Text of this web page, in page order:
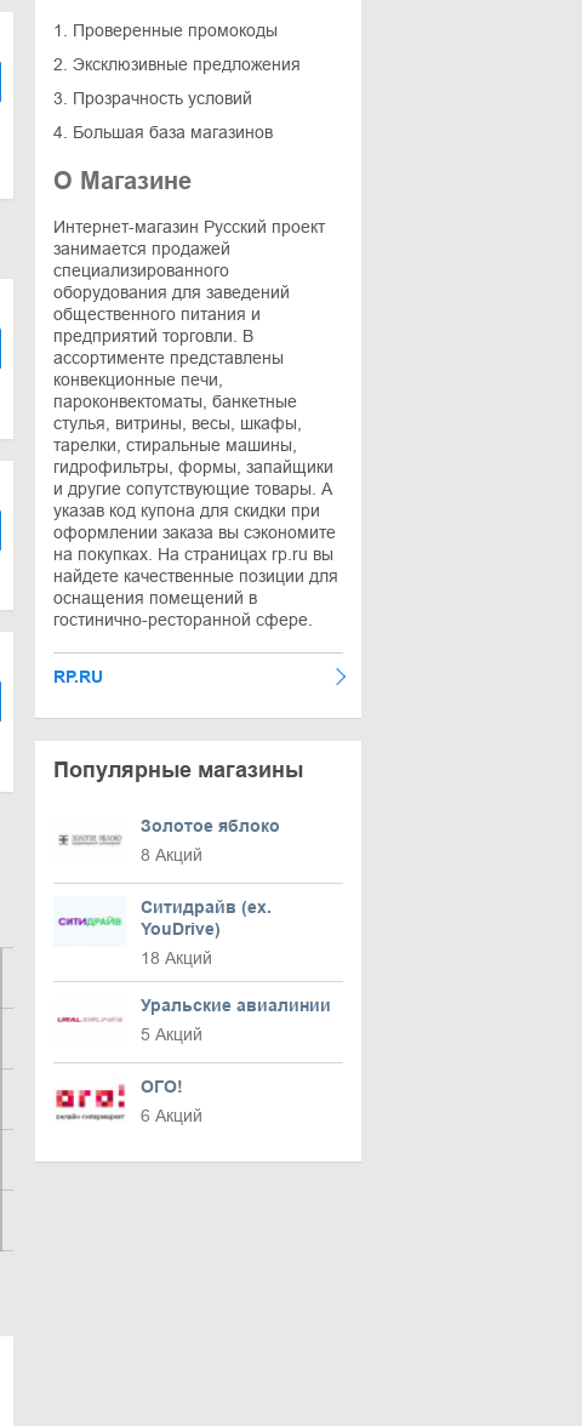
1. Проверенные промокоды
2. Эксклюзивные предложения
3. Прозрачность условий
4. Большая база магазинов
О Магазине
Интернет-магазин Русский проект
занимается продажей
специализированного
оборудования для заведений
общественного питания и
предприятий торговли. В
ассортименте представлены
конвекционные печи,
пароконвектоматы, банкетные
стулья, витрины, весы, шкафы,
тарелки, стиральные машины,
гидрофильтры, формы, запайщики
и другие сопутствующие товары. А
указав код купона для скидки при
оформлении заказа вы сэкономите
на покупках. На страницах rp.ru вы
найдете качественные позиции для
оснащения помещений в
гостинично-ресторанной сфере.
RP.RU
Популярные магазины
Золотое яблоко
8 Акций
Ситидрайв (ex.
YouDrive)
18 Акций
Уральские авиалинии
5 Акций
ОГО!
6 Акций